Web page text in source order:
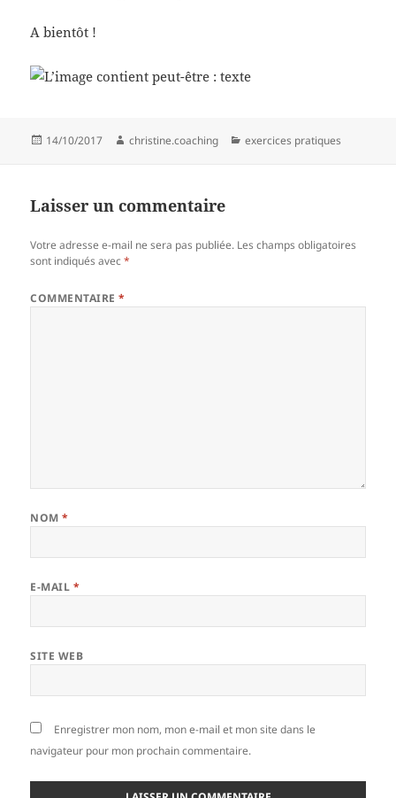
A bientôt !
Publié
14/10/2017 Auteur
christine.coaching Catégories
exercices pratiques
Laisser un commentaire
Votre adresse e-mail ne sera pas publiée. Les champs obligatoires
sont indiqués avec*
COMMENTAIRE*
NOM*
E-MAIL *
SITE WEB
Enregistrer mon nom, mon e-mail et mon site dans le
navigateur pour mon prochain commentaire.